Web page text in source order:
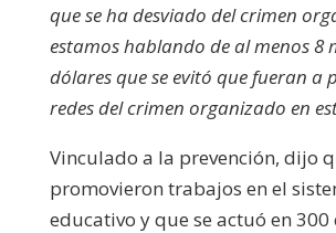
que se ha desviado del crimen
estamos hablando de al menos 8
dólares que se evitó que fueran a
redes del crimen organizado en
Vinculado a la prevención, dijo
promovieron trabajos en el
educativo y que se actuó en 300